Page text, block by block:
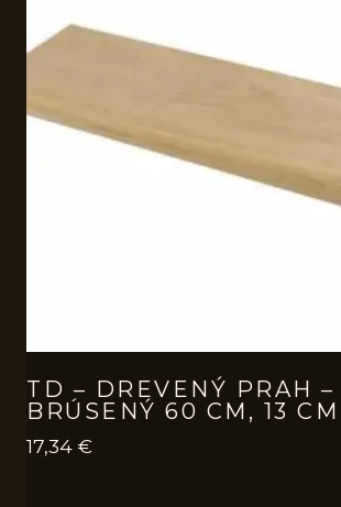
TD – DREVENÝ PRAH –
BRÚSENÝ 60 CM, 13 CM
17,34 €